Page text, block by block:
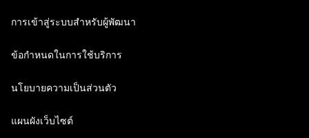
การเข้าสู่ระบบสำหรับผู้พัฒนา
ข้อกำหนดในการใช้บริการ
นโยบายความเป็นส่วนตัว
แผนผังเว็บไซต์